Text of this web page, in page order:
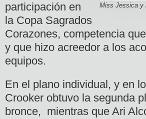
Miss Jessica y
participación en
la Copa Sagrados
Corazones, competencia
y que hizo acreedor a los
equipos.
En el plano individual, y en
Crooker obtuvo la segunda
bronce, mientras que Ari